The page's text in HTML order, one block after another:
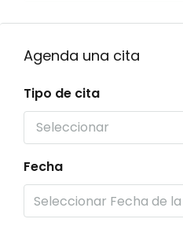
Agenda una cita
Tipo de cita
Seleccionar
Fecha